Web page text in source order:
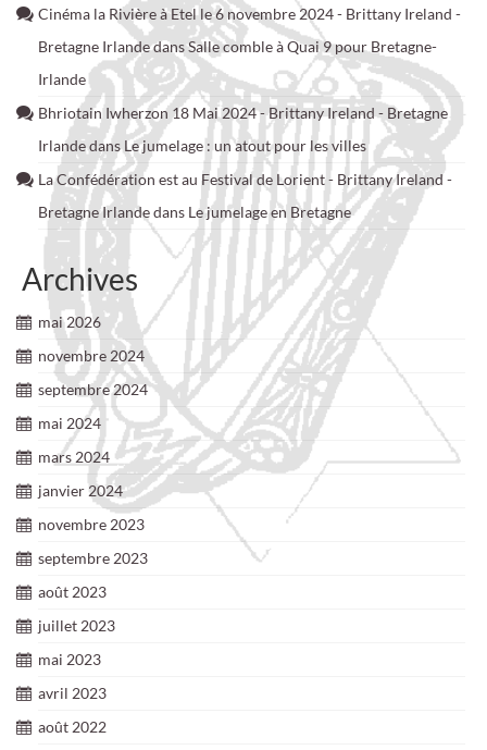
Cinéma la Rivière à Etel le 6 novembre 2024 - Brittany Ireland -
Bretagne IrlandedansSalle comble à Quai 9 pour Bretagne-
Irlande
Bhriotain Iwherzon 18 Mai 2024 - Brittany Ireland - Bretagne
IrlandedansLe jumelage : un atout pour les villes
La Confédération est au Festival de Lorient - Brittany Ireland -
Bretagne Irlandedans Le jumelage en Bretagne
Archives
mai 2026
novembre 2024
septembre 2024
mai 2024
mars 2024
janvier 2024
novembre 2023
septembre 2023
août 2023
juillet 2023
mai 2023
avril 2023
août 2022